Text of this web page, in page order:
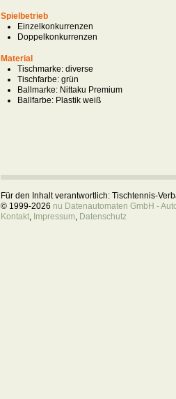
Spielbetrieb
Einzelkonkurrenzen
Doppelkonkurrenzen
Material
Tischmarke: diverse
Tischfarbe: grün
Ballmarke: Nittaku Premium
Ballfarbe: Plastik weiß
Für den Inhalt verantwortlich: Tischtennis-
© 1999-2026 nu Datenautomaten GmbH -
Kontakt, Impressum, Datenschutz